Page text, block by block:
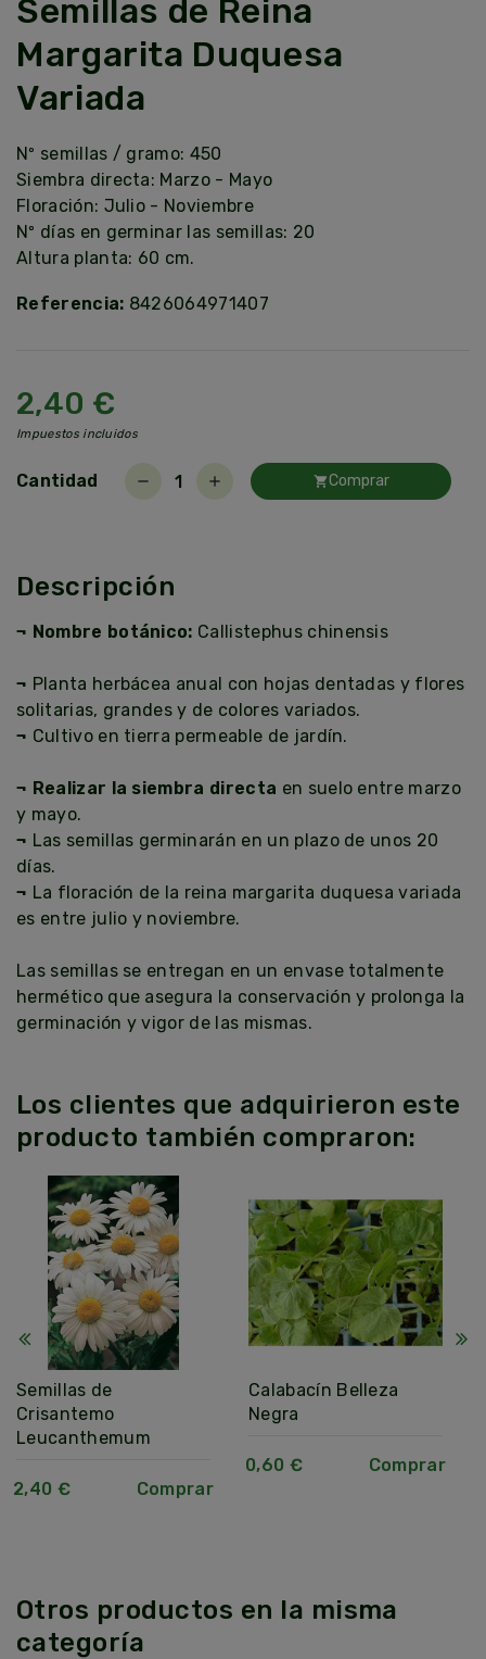
Semillas de Reina
Margarita Duquesa
Variada
Nº semillas / gramo: 450
Siembra directa: Marzo - Mayo
Floración: Julio - Noviembre
Nº días en germinar las semillas: 20
Altura planta: 60 cm.
Referencia: 8426064971407
2,40 €
Impuestos incluidos
Cantidad remove add shopping_cartComprar
Descripción
¬ Nombre botánico: Callistephus chinensis
¬ Planta herbácea anual con hojas dentadas y flores
solitarias, grandes y de colores variados.
¬ Cultivo en tierra permeable de jardín.
¬ Realizar la siembra directa en suelo entre marzo
y mayo.
¬ Las semillas germinarán en un plazo de unos 20
días.
¬ La floración de la reina margarita duquesa variada
es entre julio y noviembre.
Las semillas se entregan en un envase totalmente
hermético que asegura la conservación y prolonga la
germinación y vigor de las mismas.
Los clientes que adquirieron este
producto también compraron:
Semillas de
Crisantemo
Leucanthemum
2,40 € Comprar
Calabacín Belleza
Negra
0,60 € Comprar
Otros productos en la misma
categoría